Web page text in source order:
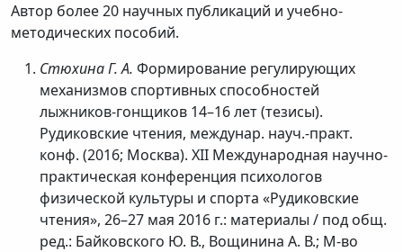
Автор более 20 научных публикаций и учебно-
методических пособий.
Стюхина Г. А. Формирование регулирующих
механизмов спортивных способностей
лыжников-гонщиков 14–16 лет (тезисы).
Рудиковские чтения, междунар. науч.-практ.
конф. (2016; Москва). XII Международная научно-
практическая конференция психологов
физической культуры и спорта «Рудиковские
чтения», 26–27 мая 2016 г.: материалы / под общ.
ред.: Байковского Ю. В., Вощинина А. В.; М-во